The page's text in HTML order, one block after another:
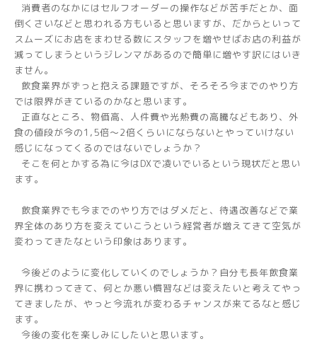
消費者のなかにはセルフオーダーの操作などが苦手だとか、面
倒くさいなどと思われる方もいると思いますが、だからといって
スムーズにお店をまわせる数にスタッフを増やせばお店の利益が
減ってしまうというジレンマがあるので簡単に増やす訳にはいき
ません。
飲食業界がずっと抱える課題ですが、そろそろ今までのやり方
では限界がきているのかなと思います。
正直なところ、物価高、人件費や光熱費の高騰などもあり、外
食の値段が今の1,5倍～2倍くらいにならないとやっていけない
感じになってくるのではないでしょうか？
そこを何とかする為に今はDXで凌いでいるという現状だと思い
ます。
飲食業界でも今までのやり方ではダメだと、待遇改善などで業
界全体のあり方を変えていこうという経営者が増えてきて空気が
変わってきたなという印象はあります。
今後どのように変化していくのでしょうか？自分も長年飲食業
界に携わってきて、何とか悪い慣習などは変えたいと考えてやっ
てきましたが、やっと今流れが変わるチャンスが来てるなと感じ
ます。
今後の変化を楽しみにしたいと思います。